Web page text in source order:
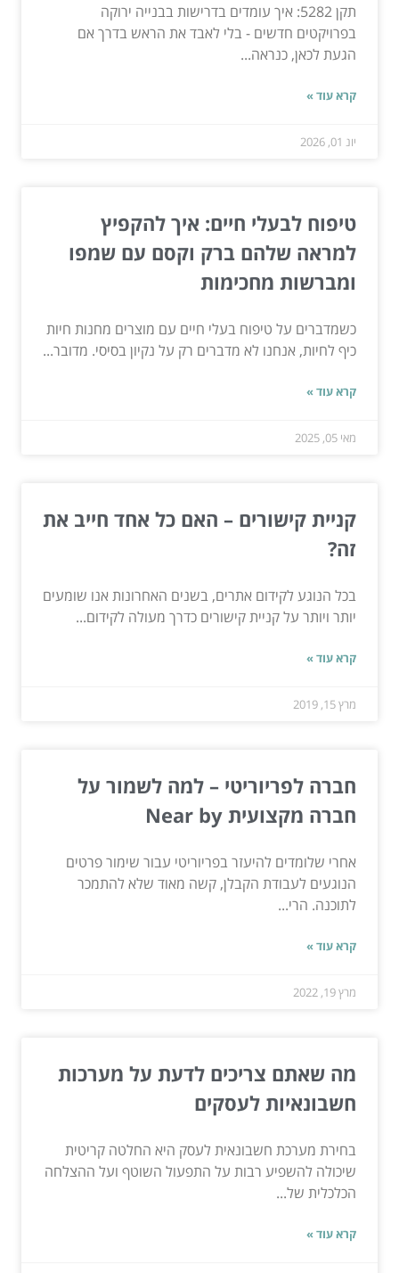
תקן 5282: איך עומדים בדרישות בבנייה ירוקה
בפרויקטים חדשים - בלי לאבד את הראש בדרך אם
הגעת לכאן, כנראה...
קרא עוד »
יונ 01, 2026
טיפוח לבעלי חיים: איך להקפיץ
למראה שלהם ברק וקסם עם שמפו
ומברשות מחכימות
כשמדברים על טיפוח בעלי חיים עם מוצרים מחנות חיות
כיף לחיות, אנחנו לא מדברים רק על נקיון בסיסי. מדובר...
קרא עוד »
מאי 05, 2025
קניית קישורים – האם כל אחד חייב את
זה?
בכל הנוגע לקידום אתרים, בשנים האחרונות אנו שומעים
יותר ויותר על קניית קישורים כדרך מעולה לקידום...
קרא עוד »
מרץ 15, 2019
חברה לפריוריטי – למה לשמור על
חברה מקצועית Near by
אחרי שלומדים להיעזר בפריוריטי עבור שימור פרטים
הנוגעים לעבודת הקבלן, קשה מאוד שלא להתמכר
לתוכנה. הרי...
קרא עוד »
מרץ 19, 2022
מה שאתם צריכים לדעת על מערכות
חשבונאיות לעסקים
בחירת מערכת חשבונאית לעסק היא החלטה קריטית
שיכולה להשפיע רבות על התפעול השוטף ועל ההצלחה
הכלכלית של...
קרא עוד »